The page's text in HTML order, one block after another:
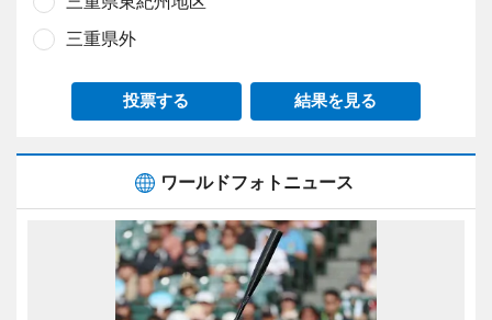
三重県外
投票する 結果を見る
ワールドフォトニュース